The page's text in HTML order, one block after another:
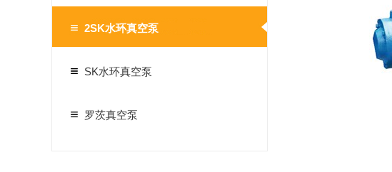
2SK水环真空泵
SK水环真空泵
罗茨真空泵